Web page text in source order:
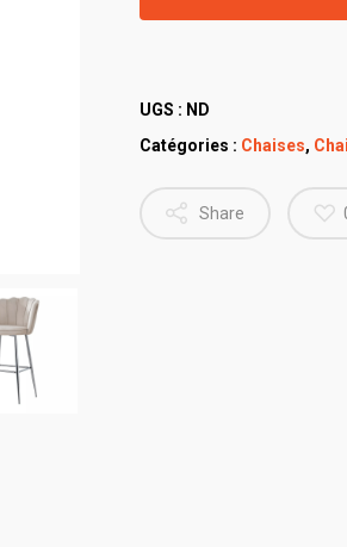
UGS : ND
Catégories : Chaises,
Share